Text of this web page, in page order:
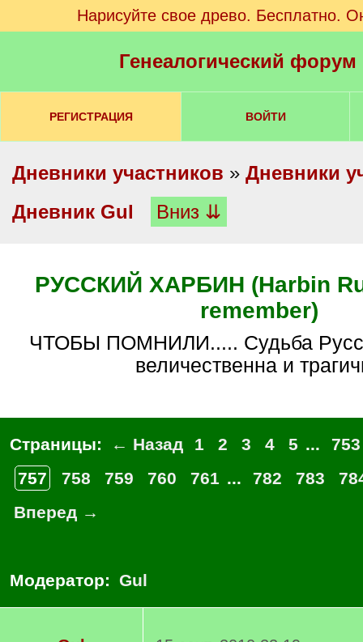
Нарисуйте свое древо. Бесплатно.
Генеалогический
РЕГИСТРАЦИЯ ВОЙТИ
Дневники участников » Дневники
Дневник Gul
Вниз ⇊
РУССКИЙ ХАРБИН (Harbin
remember)
ЧТОБЫ ПОМНИЛИ..... Судьба Русского Харбина
величественна и
Страницы: ← Назад 1 2 3 4 5 ...
753
757
758 759 760 761 ... 782 783
Вперед →
Модератор: Gul